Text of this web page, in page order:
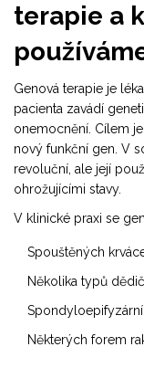
terapie a
Genová terapie je
pacienta zavádí
onemocnění. Cílem
nový funkční gen. V
revoluční, ale její
ohrožujícími stavy.
V klinické praxi se
Spouštěných
Několika typů
Některých forem